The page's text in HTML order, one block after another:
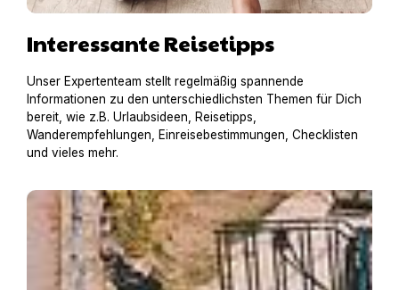
Interessante Reisetipps
Unser Expertenteam stellt regelmäßig spannende
Informationen zu den unterschiedlichsten Themen für Dich
bereit, wie z.B. Urlaubsideen, Reisetipps,
Wanderempfehlungen, Einreisebestimmungen, Checklisten
und vieles mehr.
Hausboot mit Hund